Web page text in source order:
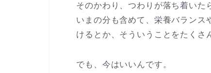
そのかわり、つわりが落ち着いた
いまの分も含めて、栄養バランス
けるとか、そういうことをたくさ
でも、今はいいんです。